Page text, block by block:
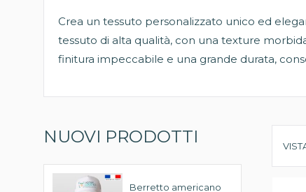
Visualizza il
Crea un tessuto personalizzato unico ed
tessuto di alta qualità, con una texture
finitura impeccabile e una grande durata,
NUOVI PRODOTTI
Berretto americano